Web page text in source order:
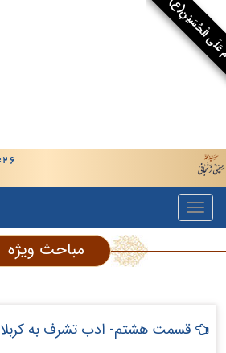
الْحُسَيْنِ(ع)
مباحث ویژه
قسمت هشتم- ادب تشرف به کربلا